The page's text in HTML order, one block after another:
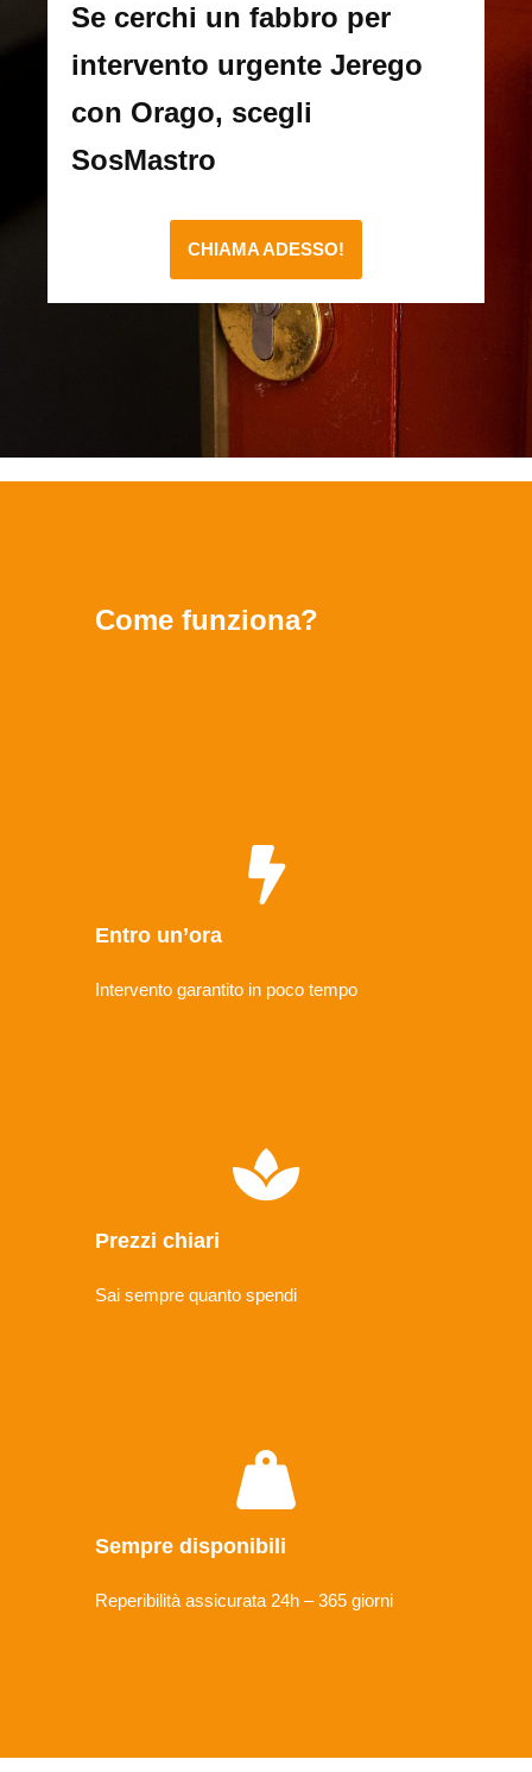
Se cerchi un fabbro per
intervento urgente Jerego
con Orago, scegli
SosMastro
CHIAMA ADESSO!
Come funziona?
Entro un’ora
Intervento garantito in poco tempo
Prezzi chiari
Sai sempre quanto spendi
Sempre disponibili
Reperibilità assicurata 24h – 365 giorni